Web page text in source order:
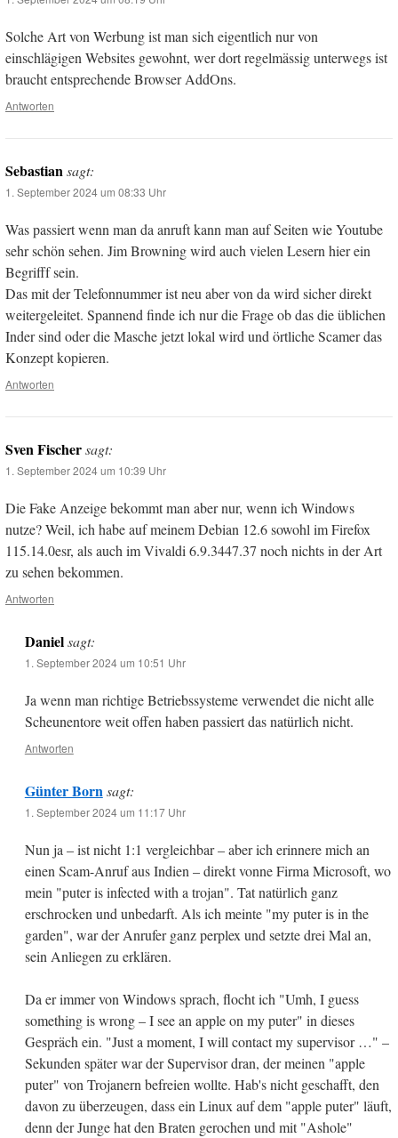
Solche Art von Werbung ist man sich eigentlich nur von
einschlägigen Websites gewohnt, wer dort regelmässig unterwegs ist
braucht entsprechende Browser AddOns.
Antworten
Sebastiansagt:
1. September 2024 um 08:33 Uhr
Was passiert wenn man da anruft kann man auf Seiten wie Youtube
sehr schön sehen. Jim Browning wird auch vielen Lesern hier ein
Begrifff sein.
Das mit der Telefonnummer ist neu aber von da wird sicher direkt
weitergeleitet. Spannend finde ich nur die Frage ob das die üblichen
Inder sind oder die Masche jetzt lokal wird und örtliche Scamer das
Konzept kopieren.
Antworten
Sven Fischersagt:
1. September 2024 um 10:39 Uhr
Die Fake Anzeige bekommt man aber nur, wenn ich Windows
nutze? Weil, ich habe auf meinem Debian 12.6 sowohl im Firefox
115.14.0esr, als auch im Vivaldi 6.9.3447.37 noch nichts in der Art
zu sehen bekommen.
Antworten
Daniel sagt:
1. September 2024 um 10:51 Uhr
Ja wenn man richtige Betriebssysteme verwendet die nicht alle
Scheunentore weit offen haben passiert das natürlich nicht.
Antworten
Günter Born sagt:
1. September 2024 um 11:17 Uhr
Nun ja – ist nicht 1:1 vergleichbar – aber ich erinnere mich an
einen Scam-Anruf aus Indien – direkt vonne Firma Microsoft, wo
mein "puter is infected with a trojan". Tat natürlich ganz
erschrocken und unbedarft. Als ich meinte "my puter is in the
garden", war der Anrufer ganz perplex und setzte drei Mal an,
sein Anliegen zu erklären.
Da er immer von Windows sprach, flocht ich "Umh, I guess
something is wrong – I see an apple on my puter" in dieses
Gespräch ein. "Just a moment, I will contact my supervisor …" –
Sekunden später war der Supervisor dran, der meinen "apple
puter" von Trojanern befreien wollte. Hab's nicht geschafft, den
davon zu überzeugen, dass ein Linux auf dem "apple puter" läuft,
denn der Junge hat den Braten gerochen und mit "Ashole"